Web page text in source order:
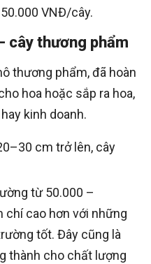
VNĐ/cây.
cây thương phẩm
thương phẩm, đã hoàn
hoa hoặc sắp ra hoa,
kinh doanh.
cm trở lên, cây
từ 50.000 –
chí cao hơn với những
tốt. Đây cũng là
thành cho chất lượng